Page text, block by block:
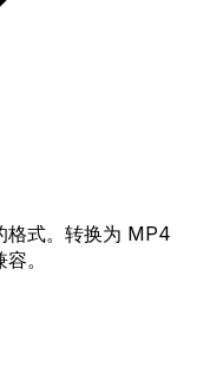
式。转换为 MP4
。